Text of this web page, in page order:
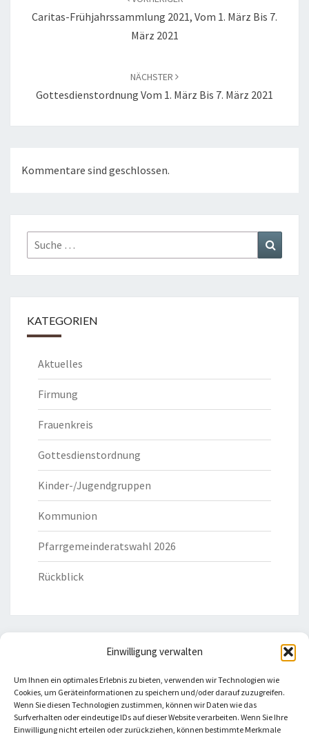
Einwilligung verwalten
Um Ihnen ein optimales Erlebnis zu bieten, verwenden wir Technologien wie
Cookies, um Geräteinformationen zu speichern und/oder darauf zuzugreifen.
Wenn Sie diesen Technologien zustimmen, können wir Daten wie das
Surfverhalten oder eindeutige IDs auf dieser Website verarbeiten. Wenn Sie Ihre
Einwilligung nicht erteilen oder zurückziehen, können bestimmte Merkmale
Caritas-Frühjahrssammlung 2021, Vom 1. März Bis 7.
März 2021
NÄCHSTER
Gottesdienstordnung Vom 1. März Bis 7. März 2021
Kommentare sind geschlossen.
Suche
nach:
KATEGORIEN
Aktuelles
Firmung
Frauenkreis
Gottesdienstordnung
Kinder-/Jugendgruppen
Kommunion
Pfarrgemeinderatswahl 2026
Rückblick
Bistum Eichstätt